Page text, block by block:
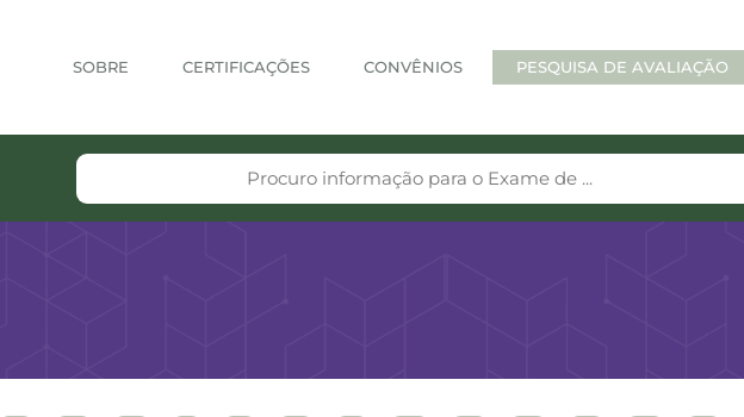
SOBRE CERTIFICAÇÕES CONVÊNIOS PESQUISA DE AVALIAÇÃO